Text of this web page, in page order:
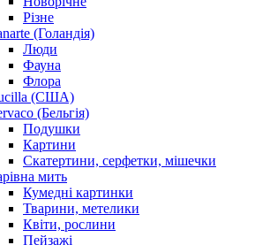
Різне
(Голандія)
Люди
Фауна
Флора
(США)
(Бельгія)
Подушки
Картини
Скатертини, серфетки, мішечки
мить
Кумедні картинки
Тварини, метелики
Квіти, рослини
Пейзажі